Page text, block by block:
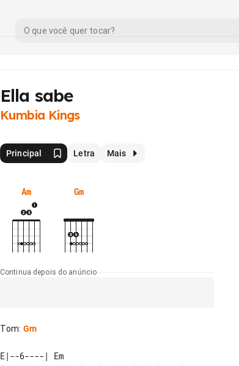
Ella sabe
Kumbia Kings
Principal Letra Mais
Am Gm
Continua depois do anúncio
Tom: Gm
E|--6----| Em